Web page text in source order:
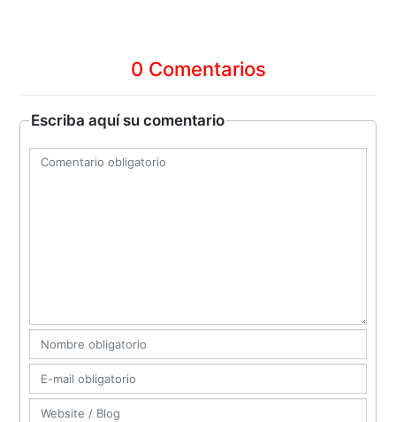
0 Comentarios
Escriba aquí su comentario